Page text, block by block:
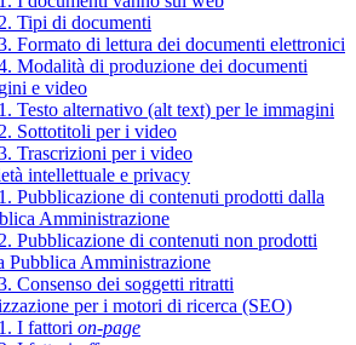
Tipi di documenti
Formato di lettura dei documenti elettronici
Modalità di produzione dei documenti
e video
Testo alternativo (alt text) per le immagini
Sottotitoli per i video
Trascrizioni per i video
intellettuale e privacy
Pubblicazione di contenuti prodotti dalla
Amministrazione
Pubblicazione di contenuti non prodotti
Pubblica Amministrazione
Consenso dei soggetti ritratti
per i motori di ricerca (SEO)
I fattori on-page